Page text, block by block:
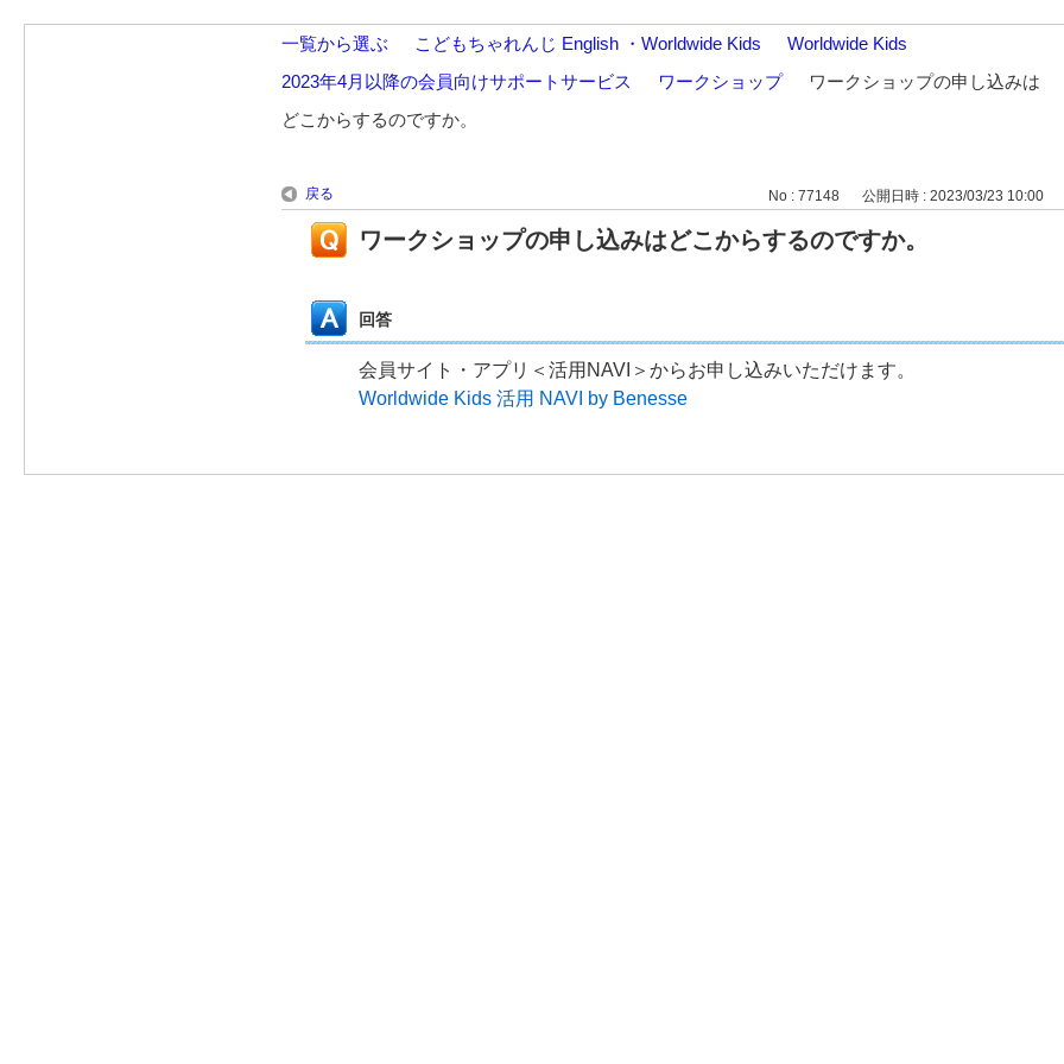
一覧から選ぶ こどもちゃれんじ English ・Worldwide Kids Worldwide Kids
2023年4月以降の会員向けサポートサービス
ワークショップ
ワークショップの申し込みは
どこからするのですか。
戻る No : 77148 公開日時 : 2023/03/23 10:00
ワークショップの申し込みはどこからするのですか。
回答
会員サイト・アプリ＜活用NAVI＞からお申し込みいただけます。
Worldwide Kids 活用 NAVI by Benesse